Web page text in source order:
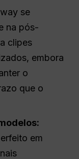
se
na pós-
clipes
embora
o
que o
em